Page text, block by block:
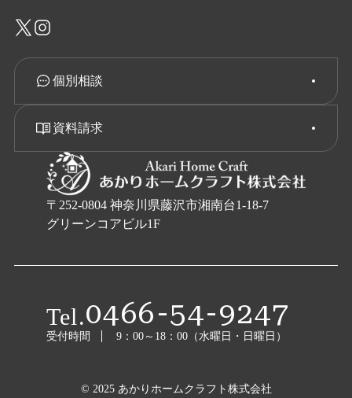
〒252-0804 神奈川県藤沢市湘南台1-18-7
グリーンコアビル1F
個別相談
資料請求
Tel.0466-54-9247
受付時間 9：00～18：00（水曜日・日曜日）
© 2025 あかりホームクラフト株式会社